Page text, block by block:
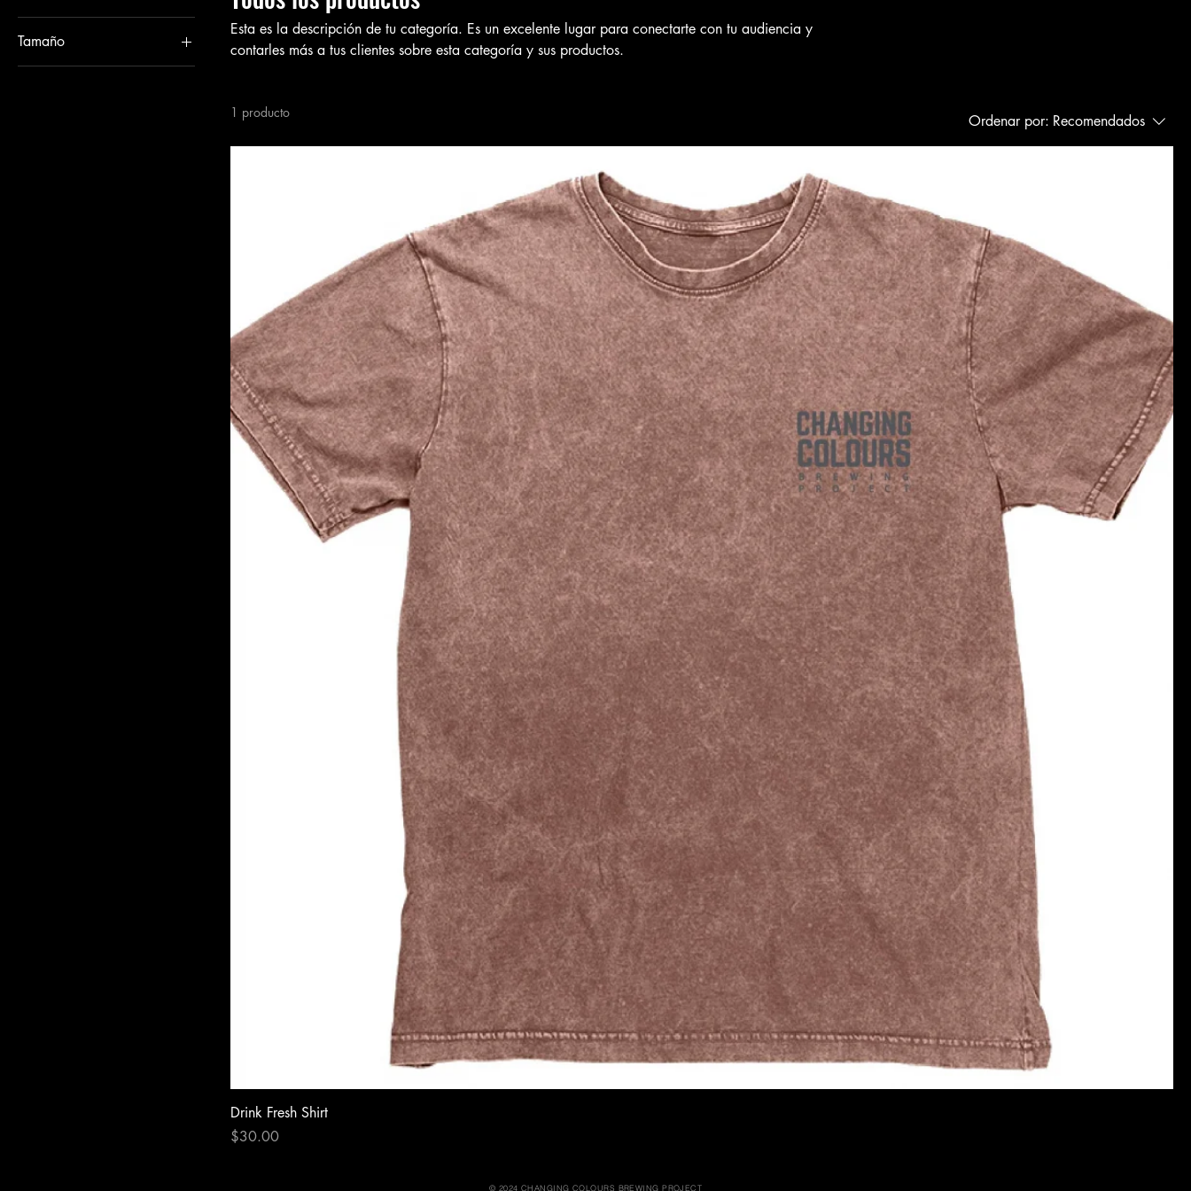
Tamaño
L
Esta es la descripción de tu categoría. Es un excelente lugar para conectarte con tu audiencia y
contarles más a tus clientes sobre esta categoría y sus productos.
1 producto Ordenar por: Recomendados
Drink Fresh Shirt
Precio
$30.00
© 2024 CHANGING COLOURS BREWING PROJECT